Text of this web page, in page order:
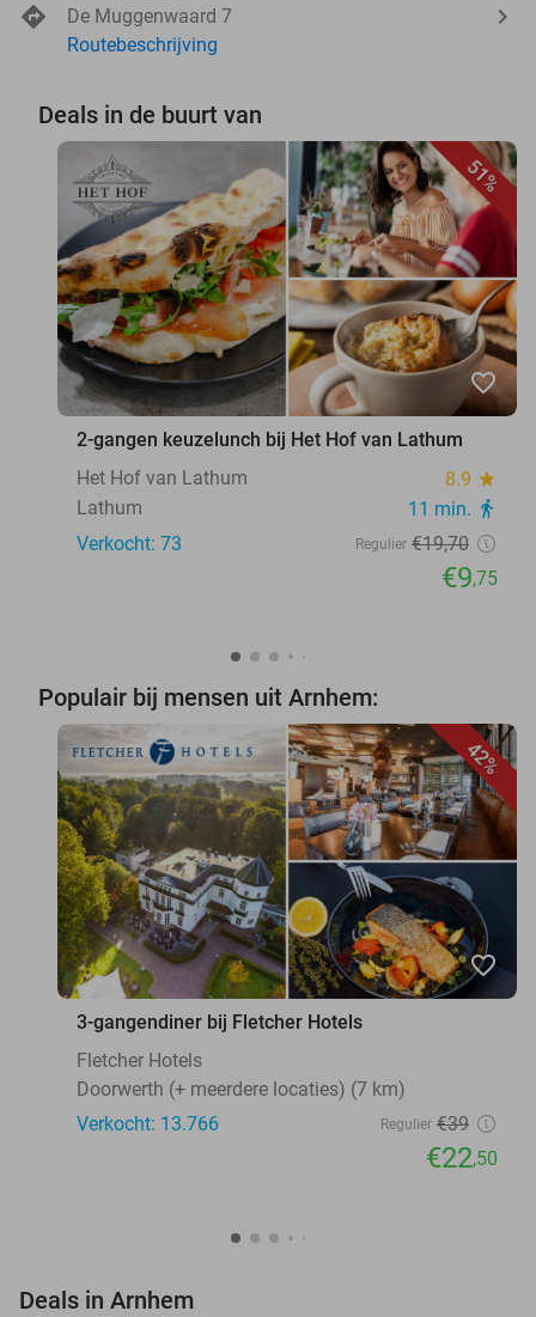
De Muggenwaard 7
Routebeschrijving
Deals in de buurt van
51%
favorite_border
2-gangen keuzelunch bij Het Hof van Lathum
Het Hof van Lathum
8.9 star
Lathum 11 min. directions_walk
Verkocht: 73 Regulier €19,70
€9,75
Populair bij mensen uit Arnhem:
42%
favorite_border
3-gangendiner bij Fletcher Hotels
Fletcher Hotels
Doorwerth (+ meerdere locaties) (7 km)
Verkocht: 13.766
Regulier €39
€22,50
Deals in Arnhem